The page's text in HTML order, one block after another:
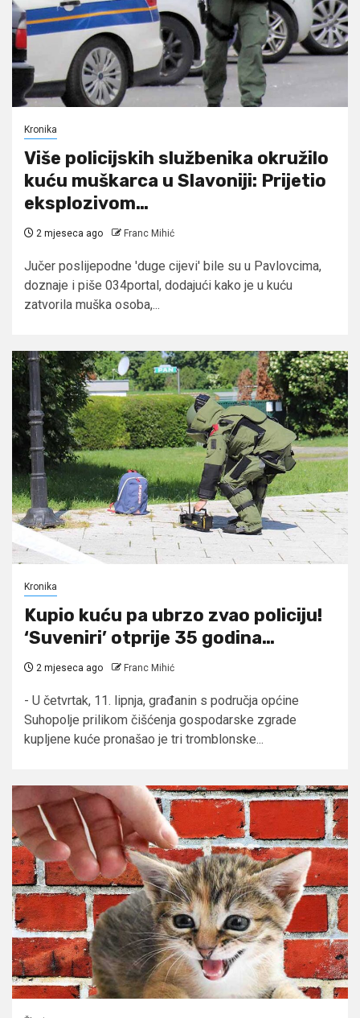
Kronika
Više policijskih službenika okružilo
kuću muškarca u Slavoniji: Prijetio
eksplozivom…
2 mjeseca ago Franc Mihić
Jučer poslijepodne 'duge cijevi' bile su u Pavlovcima,
doznaje i piše 034portal, dodajući kako je u kuću
zatvorila muška osoba,...
Kronika
Kupio kuću pa ubrzo zvao policiju!
‘Suveniri’ otprije 35 godina…
2 mjeseca ago Franc Mihić
- U četvrtak, 11. lipnja, građanin s područja općine
Suhopolje prilikom čišćenja gospodarske zgrade
kupljene kuće pronašao je tri tromblonske...